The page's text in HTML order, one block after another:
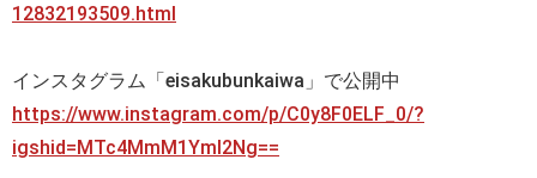
12832193509.html
インスタグラム「eisakubunkaiwa」で公開中
https://www.instagram.com/p/C0y8F0ELF_0/?
igshid=MTc4MmM1YmI2Ng==